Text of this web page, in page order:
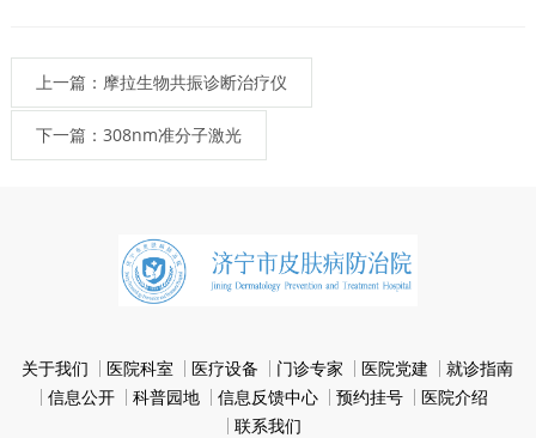
上一篇：摩拉生物共振诊断治疗仪
下一篇：308nm准分子激光
关于我们 医院科室 医疗设备 门诊专家 医院党建
就诊指南
信息公开
科普园地 信息反馈中心 预约挂号
医院介绍
联系我们